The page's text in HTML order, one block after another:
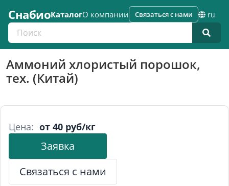
СнабиоКаталогО компании
Поиск по каталогу
Связаться с нами ru
Аммоний хлористый порошок,
тех. (Китай)
Цена: от 40 руб/кг
Заявка
Связаться с нами